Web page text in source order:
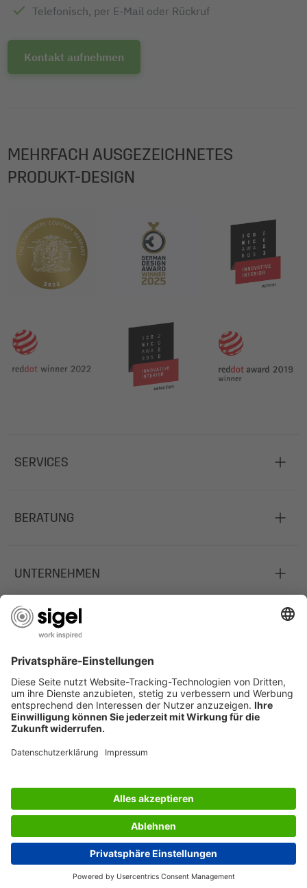
Telefonisch, per E-Mail oder Rückruf
Kontakt aufnehmen
MEHRFACH AUSGEZEICHNETES
PRODUKT-DESIGN
SERVICES
BERATUNG
UNTERNEHMEN
JOBS
INFORMATIONEN
© 2026 - SIGEL
Deutschland